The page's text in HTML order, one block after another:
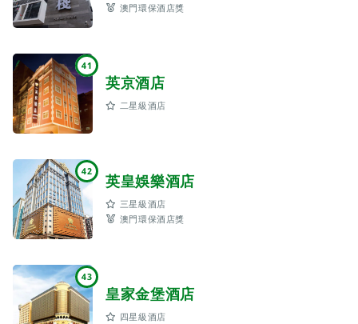
澳門環保酒店獎
41
英京酒店
二星級酒店
42 英皇娛樂酒店
三星級酒店
澳門環保酒店獎
43
皇家金堡酒店
四星級酒店